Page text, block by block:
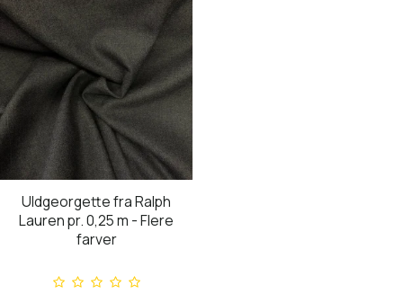
Uldgeorgette fra Ralph
Lauren pr. 0,25 m - Flere
farver